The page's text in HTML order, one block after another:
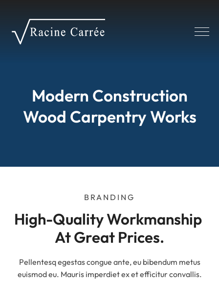
Modern Construction
Wood Carpentry Works
BRANDING
High-Quality Workmanship
At Great Prices.
Pellentesq egestas congue ante, eu bibendum metus
euismod eu. Mauris imperdiet ex et efficitur convallis.